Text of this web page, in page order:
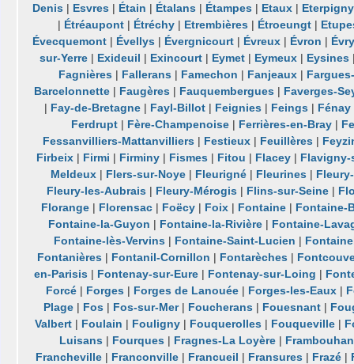
Denis | Esvres | Étain | Étalans | Étampes | Etaux | Eterpigny
| Étréaupont| Étréchy| Etrembières| Étroeungt|
Évecquemont| Évellys| Évergnicourt| Évreux| Évron |
sur-Yerre | Exideuil | Exincourt | Eymet | Eymeux | Eysines
Fagnières| Fallerans| Famechon | Fanjeaux|
Barcelonnette| Faugères| Fauquembergues| Faverges-
| Fay-de-Bretagne| Fayl-Billot| Feignies| Feings| Fénay
Ferdrupt| Fère-Champenoise| Ferrières-en-Bray|
Fessanvilliers-Mattanvilliers| Festieux| Feuillères|
Firbeix | Firmi | Firminy | Fismes | Fitou | Flacey | Flavigny-
Meldeux | Flers-sur-Noye | Fleurigné | Fleurines |
Fleury-les-Aubrais | Fleury-Mérogis | Flins-sur-Seine |
Florange | Florensac | Foëcy | Foix | Fontaine | Fontaine-
Fontaine-la-Guyon | Fontaine-la-Rivière | Fontaine-
Fontaine-lès-Vervins| Fontaine-Saint-Lucien |
Fontanières | Fontanil-Cornillon | Fontarèches |
en-Parisis| Fontenay-sur-Eure| Fontenay-sur-Loing |
Forcé| Forges| Forges de Lanouée| Forges-les-Eaux|
Plage | Fos | Fos-sur-Mer| Foucherans | Fouesnant |
Valbert| Foulain | Fouligny| Fouquerolles| Fouqueville|
Luisans | Fourques | Fragnes-La Loyère |
Francheville | Franconville | Francueil | Fransures | Frazé |